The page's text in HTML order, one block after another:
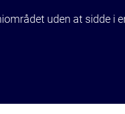
uden at sidde i